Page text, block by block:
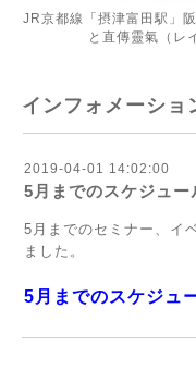
JR京都線「摂津富田駅」
と直傳靈氣（レ
インフォメーショ
2019-04-01 14:02:00
5月までのスケジュー
5月までのセミナー、イ
ました。
5月までのスケジュ